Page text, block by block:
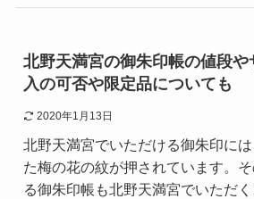
北野天満宮の御朱印帳の値段
入の可否や限定品についても
2020年1月13日
北野天満宮でいただける御朱印に
た梅の花の紋が押されています。
る御朱印帳も北野天満宮でいただく